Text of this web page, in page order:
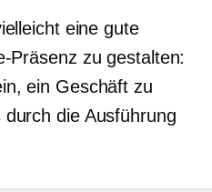
eine gute
Präsenz zu gestalten:
ein Geschäft zu
durch die Ausführung